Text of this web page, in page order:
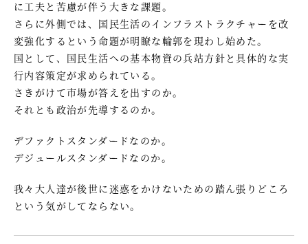
に工夫と苦慮が伴う大きな課題。
さらに外側では、国民生活のインフラストラクチャーを改
変強化するという命題が明瞭な輪郭を現わし始めた。
国として、国民生活への基本物資の兵站方針と具体的な実
行内容策定が求められている。
さきがけて市場が答えを出すのか。
それとも政治が先導するのか。
デファクトスタンダードなのか。
デジュールスタンダードなのか。
我々大人達が後世に迷惑をかけないための踏ん張りどころ
という気がしてならない。